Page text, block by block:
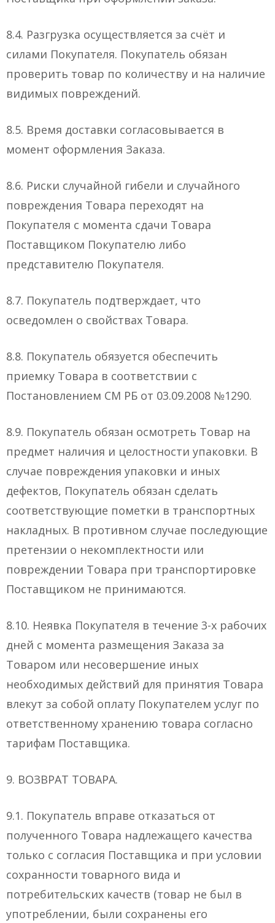
8.4. Разгрузка осуществляется за счёт и
силами Покупателя. Покупатель обязан
проверить товар по количеству и на наличие
видимых повреждений.
8.5. Время доставки согласовывается в
момент оформления Заказа.
8.6. Риски случайной гибели и случайного
повреждения Товара переходят на
Покупателя с момента сдачи Товара
Поставщиком Покупателю либо
представителю Покупателя.
8.7. Покупатель подтверждает, что
осведомлен о свойствах Товара.
8.8. Покупатель обязуется обеспечить
приемку Товара в соответствии с
Постановлением СМ РБ от 03.09.2008 №1290.
8.9. Покупатель обязан осмотреть Товар на
предмет наличия и целостности упаковки. В
случае повреждения упаковки и иных
дефектов, Покупатель обязан сделать
соответствующие пометки в транспортных
накладных. В противном случае последующие
претензии о некомплектности или
повреждении Товара при транспортировке
Поставщиком не принимаются.
8.10. Неявка Покупателя в течение 3-х рабочих
дней с момента размещения Заказа за
Товаром или несовершение иных
необходимых действий для принятия Товара
влекут за собой оплату Покупателем услуг по
ответственному хранению товара согласно
тарифам Поставщика.
9. ВОЗВРАТ ТОВАРА.
9.1. Покупатель вправе отказаться от
полученного Товара надлежащего качества
только с согласия Поставщика и при условии
сохранности товарного вида и
потребительских качеств (товар не был в
употреблении, были сохранены его